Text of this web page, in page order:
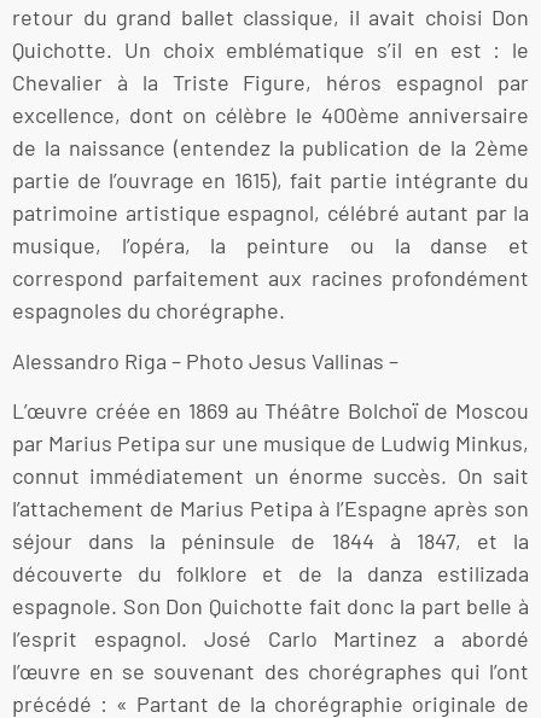
retour du grand ballet classique, il avait choisi Don
Quichotte. Un choix emblématique s’il en est : le
Chevalier à la Triste Figure, héros espagnol par
excellence, dont on célèbre le 400ème anniversaire
de la naissance (entendez la publication de la 2ème
partie de l’ouvrage en 1615), fait partie intégrante du
patrimoine artistique espagnol, célébré autant par la
musique, l’opéra, la peinture ou la danse et
correspond parfaitement aux racines profondément
espagnoles du chorégraphe.
Alessandro Riga – Photo Jesus Vallinas –
L’œuvre créée en 1869 au Théâtre Bolchoï de Moscou
par Marius Petipa sur une musique de Ludwig Minkus,
connut immédiatement un énorme succès. On sait
l’attachement de Marius Petipa à l’Espagne après son
séjour dans la péninsule de 1844 à 1847, et la
découverte du folklore et de la danza estilizada
espagnole. Son Don Quichotte fait donc la part belle à
l’esprit espagnol. José Carlo Martinez a abordé
l’œuvre en se souvenant des chorégraphes qui l’ont
précédé : « Partant de la chorégraphie originale de